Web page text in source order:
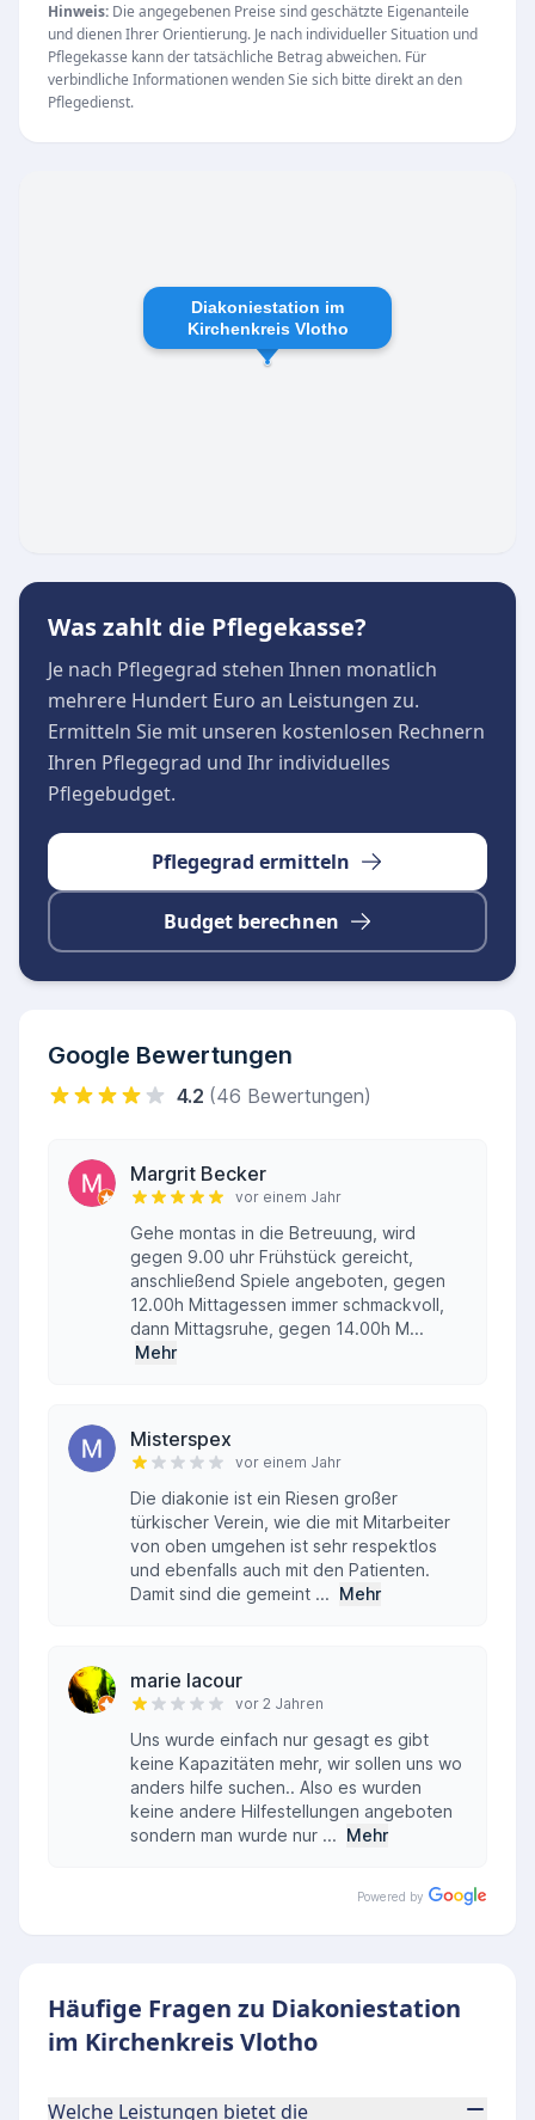
Familien mit Erziehungsproblemen.
Zuverlässigkeit und Menschlichkeit prägen die
Pflege und Beratung. Der Pflegedienst
unterstützt individuelle Bedürfnisse mit hoher
Qualität und einem verantwortungsbewussten
Donnerstag, 9:00 bis 16:30 Uhr, sowie am Freitag
von 9:00 bis 14:00 Uhr. Veranstaltungen wie das
Ehrenamtsfest unterstreichen das
Hinweis: Die angegebenen Preise sind geschätzte Eigenanteile
und dienen Ihrer Orientierung. Je nach individueller Situation und
Pflegekasse kann der tatsächliche Betrag abweichen. Für
verbindliche Informationen wenden Sie sich bitte direkt an den
Pflegedienst.
Diakoniestation im
Kirchenkreis Vlotho
Was zahlt die Pflegekasse?
Je nach Pflegegrad stehen Ihnen monatlich
mehrere Hundert Euro an Leistungen zu.
Ermitteln Sie mit unseren kostenlosen Rechnern
Ihren Pflegegrad und Ihr individuelles
Pflegebudget.
Pflegegrad ermitteln
Budget berechnen
Google Bewertungen
4.2 (46 Bewertungen)
Margrit Becker
vor einem Jahr
Gehe montas in die Betreuung, wird
gegen 9.00 uhr Frühstück gereicht,
anschließend Spiele angeboten, gegen
12.00h Mittagessen immer schmackvoll,
dann Mittagsruhe, gegen 14.00h M...
Mehr
Misterspex
vor einem Jahr
Die diakonie ist ein Riesen großer
türkischer Verein, wie die mit Mitarbeiter
von oben umgehen ist sehr respektlos
und ebenfalls auch mit den Patienten.
Damit sind die gemeint ... Mehr
marie lacour
vor 2 Jahren
Uns wurde einfach nur gesagt es gibt
keine Kapazitäten mehr, wir sollen uns wo
anders hilfe suchen.. Also es wurden
keine andere Hilfestellungen angeboten
sondern man wurde nur ... Mehr
Powered by
Häufige Fragen zu Diakoniestation
im Kirchenkreis Vlotho
Welche Leistungen bietet die